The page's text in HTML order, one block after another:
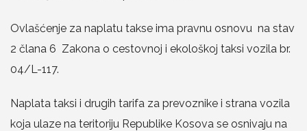
Ovlašćenje za naplatu takse ima pravnu osnovu na stav
2 člana 6 Zakona o cestovnoj i ekološkoj taksi vozila br.
04/L-117.
Naplata taksi i drugih tarifa za prevoznike i strana vozila
koja ulaze na teritoriju Republike Kosova se osnivaju na